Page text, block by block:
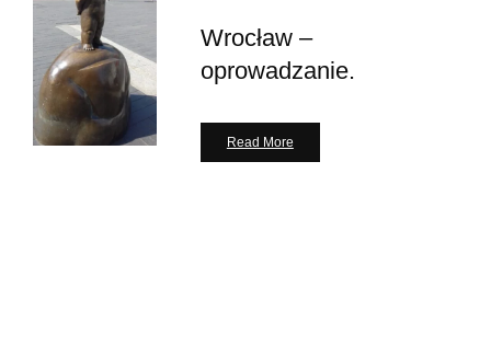
Wrocław –
oprowadzanie.
Read More